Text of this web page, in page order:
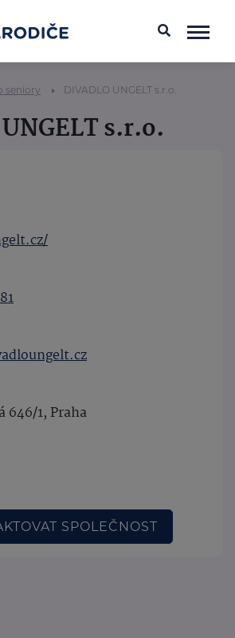
seniory DIVADLO UNGELT s.r.o.
s.r.o.
646/1, Praha
SPOLEČNOST